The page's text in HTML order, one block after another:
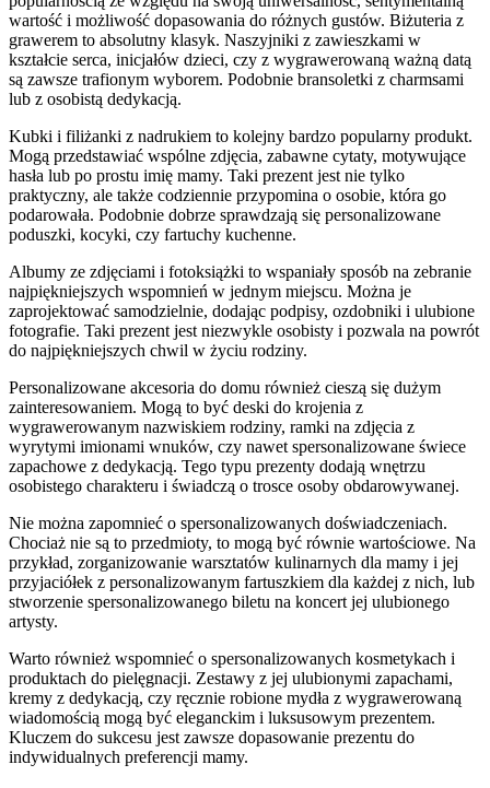
wartość i możliwość dopasowania do różnych gustów. Biżuteria z
grawerem to absolutny klasyk. Naszyjniki z zawieszkami w
kształcie serca, inicjałów dzieci, czy z wygrawerowaną ważną datą
są zawsze trafionym wyborem. Podobnie bransoletki z charmsami
lub z osobistą dedykacją.
Kubki i filiżanki z nadrukiem to kolejny bardzo popularny produkt.
Mogą przedstawiać wspólne zdjęcia, zabawne cytaty, motywujące
hasła lub po prostu imię mamy. Taki prezent jest nie tylko
praktyczny, ale także codziennie przypomina o osobie, która go
podarowała. Podobnie dobrze sprawdzają się personalizowane
poduszki, kocyki, czy fartuchy kuchenne.
Albumy ze zdjęciami i fotoksiążki to wspaniały sposób na zebranie
najpiękniejszych wspomnień w jednym miejscu. Można je
zaprojektować samodzielnie, dodając podpisy, ozdobniki i ulubione
fotografie. Taki prezent jest niezwykle osobisty i pozwala na powrót
do najpiękniejszych chwil w życiu rodziny.
Personalizowane akcesoria do domu również cieszą się dużym
zainteresowaniem. Mogą to być deski do krojenia z
wygrawerowanym nazwiskiem rodziny, ramki na zdjęcia z
wyrytymi imionami wnuków, czy nawet spersonalizowane świece
zapachowe z dedykacją. Tego typu prezenty dodają wnętrzu
osobistego charakteru i świadczą o trosce osoby obdarowywanej.
Nie można zapomnieć o spersonalizowanych doświadczeniach.
Chociaż nie są to przedmioty, to mogą być równie wartościowe. Na
przykład, zorganizowanie warsztatów kulinarnych dla mamy i jej
przyjaciółek z personalizowanym fartuszkiem dla każdej z nich, lub
stworzenie spersonalizowanego biletu na koncert jej ulubionego
artysty.
Warto również wspomnieć o spersonalizowanych kosmetykach i
produktach do pielęgnacji. Zestawy z jej ulubionymi zapachami,
kremy z dedykacją, czy ręcznie robione mydła z wygrawerowaną
wiadomością mogą być eleganckim i luksusowym prezentem.
Kluczem do sukcesu jest zawsze dopasowanie prezentu do
indywidualnych preferencji mamy.